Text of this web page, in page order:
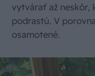
vytvárať až neskôr,
podrastú. V
osamotené.